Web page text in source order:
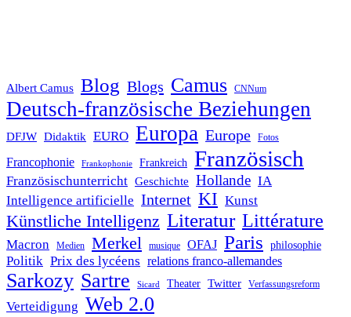
Albert Camus Blog Blogs Camus CNNum
Deutsch-französische Beziehungen
DFJW Didaktik EURO Europa Europe Fotos
Francophonie Frankophonie Frankreich Französisch
Französischunterricht Geschichte Hollande IA
Intelligence artificielle Internet KI Kunst
Künstliche Intelligenz Literatur Littérature
Macron Medien Merkel musique OFAJ Paris philosophie
Politik Prix des lycéens relations franco-allemandes
Sarkozy Sartre Sicard Theater Twitter Verfassungsreform
Verteidigung Web 2.0